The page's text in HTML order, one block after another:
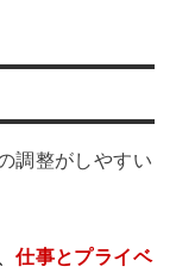
調整がしやすい
、仕事とプライベ